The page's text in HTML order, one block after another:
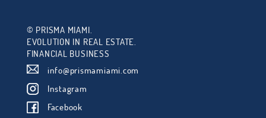
© PRISMA MIAMI.
EVOLUTION IN REAL ESTATE.
FINANCIAL BUSINESS
info@prismamiami.com
Instagram
Facebook